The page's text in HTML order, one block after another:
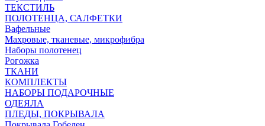
ТЕКСТИЛЬ
ПОЛОТЕНЦА, САЛФЕТКИ
Вафельные
Махровые, тканевые, микрофибра
Наборы полотенец
Рогожка
ТКАНИ
КОМПЛЕКТЫ
НАБОРЫ ПОДАРОЧНЫЕ
ОДЕЯЛА
ПЛЕДЫ, ПОКРЫВАЛА